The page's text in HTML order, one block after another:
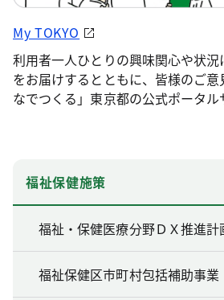
My TOKYO
利用者一人ひとりの興味関心や状
をお届けするとともに、皆様のご
なでつくる」東京都の公式ポータル
福祉保健施策
福祉・保健医療分野ＤＸ推進計
福祉保健区市町村包括補助事業